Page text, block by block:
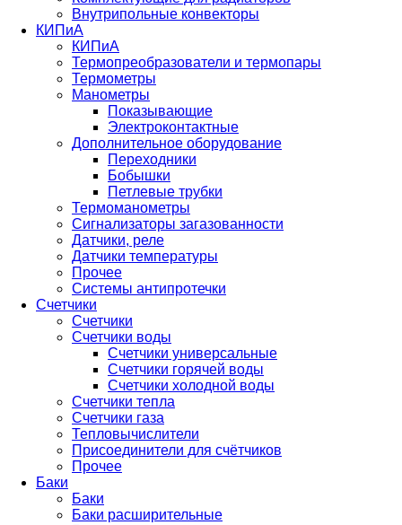
Внутрипольные конвекторы
КИПиА
КИПиА
Термопреобразователи и термопары
Термометры
Манометры
Показывающие
Электроконтактные
Дополнительное оборудование
Переходники
Бобышки
Петлевые трубки
Термоманометры
Сигнализаторы загазованности
Датчики, реле
Датчики температуры
Прочее
Системы антипротечки
Счетчики
Счетчики
Счетчики воды
Счетчики универсальные
Счетчики горячей воды
Счетчики холодной воды
Счетчики тепла
Счетчики газа
Тепловычислители
Присоединители для счётчиков
Прочее
Баки
Баки
Баки расширительные